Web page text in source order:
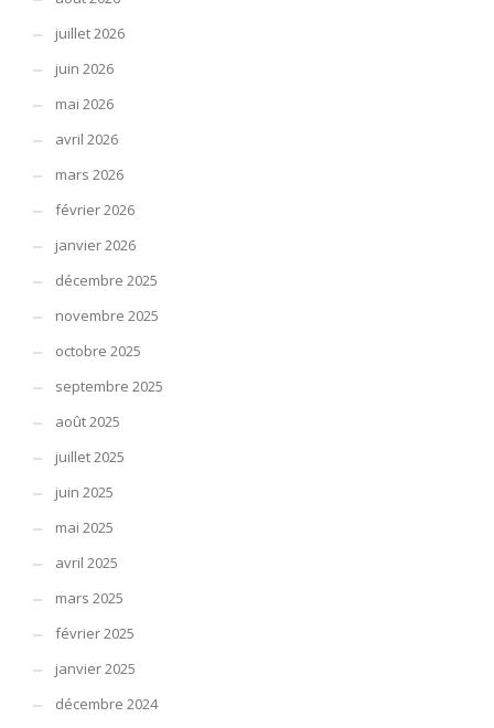
juillet 2026
juin 2026
mai 2026
avril 2026
mars 2026
février 2026
janvier 2026
décembre 2025
novembre 2025
octobre 2025
septembre 2025
août 2025
juillet 2025
juin 2025
mai 2025
avril 2025
mars 2025
février 2025
janvier 2025
décembre 2024